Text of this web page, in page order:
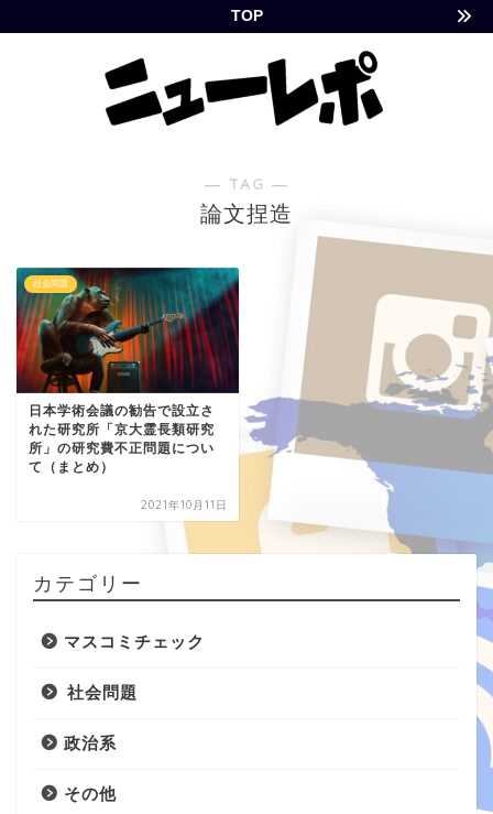
TOP
― TAG ―
論文捏造
社会問題
日本学術会議の勧告で設立さ
れた研究所「京大霊長類研究
所」の研究費不正問題につい
て（まとめ）
2021年10月11日
カテゴリー
マスコミチェック
社会問題
政治系
その他